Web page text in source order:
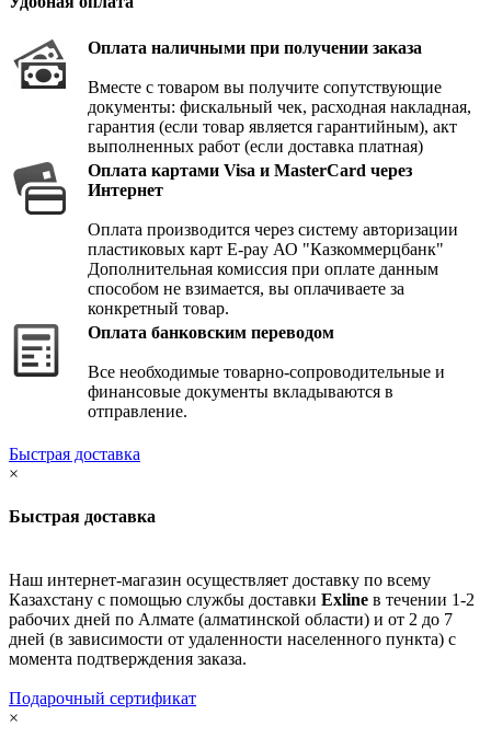
Оплата наличными при получении заказа
Вместе с товаром вы получите сопутствующие
документы: фискальный чек, расходная накладная,
гарантия (если товар является гарантийным), акт
выполненных работ (если доставка платная)
Оплата картами Visa и MasterCard через
Интернет
Оплата производится через систему авторизации
пластиковых карт E-pay АО "Казкоммерцбанк"
Дополнительная комиссия при оплате данным
способом не взимается, вы оплачиваете за
конкретный товар.
Оплата банковским переводом
Все необходимые товарно-сопроводительные и
финансовые документы вкладываются в
отправление.
Быстрая доставка
×
Быстрая доставка
Наш интернет-магазин осуществляет доставку по всему
Казахстану с помощью службы доставки Exline в течении 1-2
рабочих дней по Алмате (алматинской области) и от 2 до 7
дней (в зависимости от удаленности населенного пункта) с
момента подтверждения заказа.
Подарочный сертификат
×